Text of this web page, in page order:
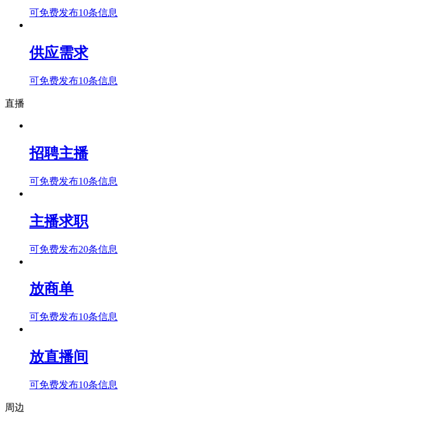
可免费发布10条信息
供应需求
可免费发布10条信息
直播
招聘主播
可免费发布10条信息
主播求职
可免费发布20条信息
放商单
可免费发布10条信息
放直播间
可免费发布10条信息
周边